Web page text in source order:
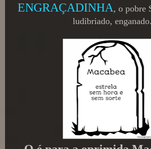
ENGRAÇADINHA, o pobre
ludibriado, enganado.